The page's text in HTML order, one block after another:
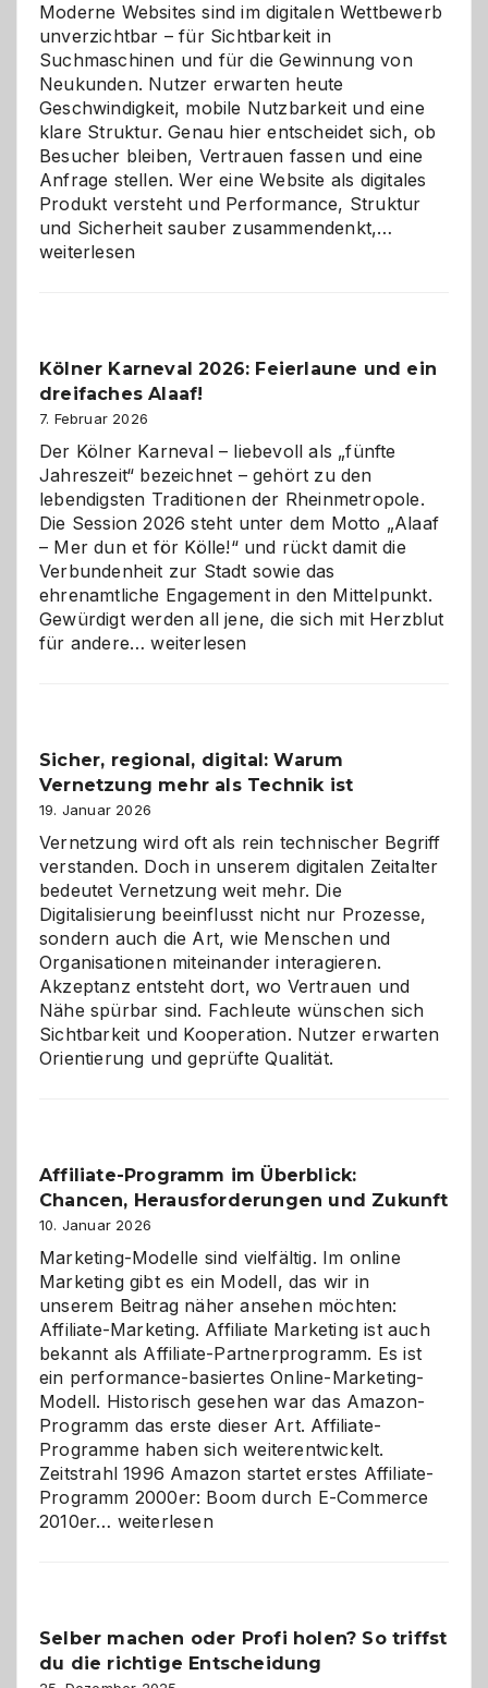
Moderne Websites sind im digitalen Wettbewerb
unverzichtbar – für Sichtbarkeit in
Suchmaschinen und für die Gewinnung von
Neukunden. Nutzer erwarten heute
Geschwindigkeit, mobile Nutzbarkeit und eine
klare Struktur. Genau hier entscheidet sich, ob
Besucher bleiben, Vertrauen fassen und eine
Anfrage stellen. Wer eine Website als digitales
Produkt versteht und Performance, Struktur
und Sicherheit sauber zusammendenkt,…
geworden
weiterlesen
Kölner Karneval 2026: Feierlaune und ein
dreifaches Alaaf!
7. Februar 2026
Der Kölner Karneval – liebevoll als „fünfte
Jahreszeit“ bezeichnet – gehört zu den
lebendigsten Traditionen der Rheinmetropole.
Die Session 2026 steht unter dem Motto „Alaaf
– Mer dun et för Kölle!“ und rückt damit die
Verbundenheit zur Stadt sowie das
ehrenamtliche Engagement in den Mittelpunkt.
Gewürdigt werden all jene, die sich mit Herzblut
für andere…Kölner
ein
dreifaches
Alaaf!
weiterlesen
Sicher, regional, digital: Warum
Vernetzung mehr als Technik ist
19. Januar 2026
Vernetzung wird oft als rein technischer Begriff
verstanden. Doch in unserem digitalen Zeitalter
bedeutet Vernetzung weit mehr. Die
Digitalisierung beeinflusst nicht nur Prozesse,
sondern auch die Art, wie Menschen und
Organisationen miteinander interagieren.
Akzeptanz entsteht dort, wo Vertrauen und
Nähe spürbar sind. Fachleute wünschen sich
Sichtbarkeit und Kooperation. Nutzer erwarten
Orientierung und geprüfte Qualität.
Affiliate-Programm im Überblick:
Chancen, Herausforderungen und Zukunft
10. Januar 2026
Marketing-Modelle sind vielfältig. Im online
Marketing gibt es ein Modell, das wir in
unserem Beitrag näher ansehen möchten:
Affiliate-Marketing. Affiliate Marketing ist auch
bekannt als Affiliate-Partnerprogramm. Es ist
ein performance-basiertes Online-Marketing-
Modell. Historisch gesehen war das Amazon-
Programm das erste dieser Art. Affiliate-
Programme haben sich weiterentwickelt.
Zeitstrahl 1996 Amazon startet erstes Affiliate-
Programm 2000er: Boom durch E-Commerce
2010er… Affiliate-
Herausforderungen
und
weiterlesen
Selber machen oder Profi holen? So triffst
du die richtige Entscheidung